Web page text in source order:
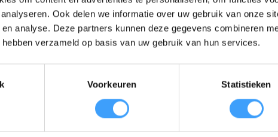
Ook delen we informatie over uw gebruik van onze
analyse. Deze partners kunnen deze gegevens combineren
verzameld op basis van uw gebruik van hun services.
Voorkeuren Statistieken